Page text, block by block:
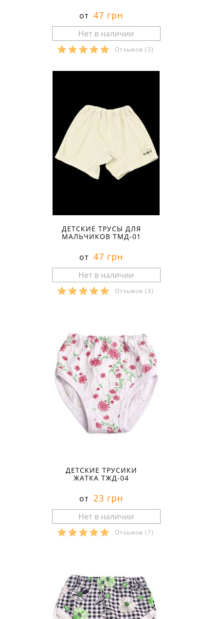
от 47 грн
Отзывов (3)
ДЕТСКИЕ ТРУСЫ ДЛЯ
МАЛЬЧИКОВ ТМД-01
от 47 грн
Отзывов (3)
ДЕТСКИЕ ТРУСИКИ
ЖАТКА ТЖД-04
от 23 грн
Отзывов (7)